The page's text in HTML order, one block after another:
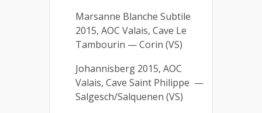
Marsanne Blanche Subtile
2015, AOC Valais, Cave Le
Tambourin — Corin (VS)
Johannisberg 2015, AOC
Valais, Cave Saint Philippe —
Salgesch/Salquenen (VS)